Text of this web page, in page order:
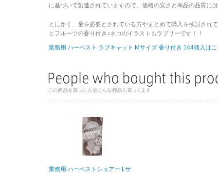
に基づいて製造されていますので、価格の安さと商品の品質に
とにかく、量を必要とされている方やまとめて購入を検討さ
とフルーツの香り付き♪ネコのイラストもラブリーです！！
業務用 ハーベスト ラブキャット Mサイズ 香り付き 144個入は
業務用 ハーベストシュアー Lサ